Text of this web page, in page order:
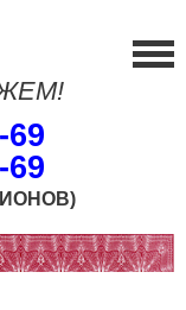
69
69